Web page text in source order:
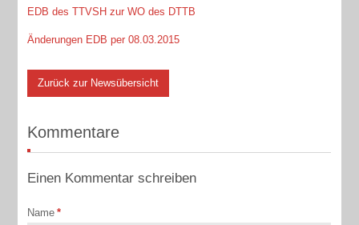
EDB des TTVSH zur WO des DTTB
Änderungen EDB per 08.03.2015
Zurück zur Newsübersicht
Kommentare
Einen Kommentar schreiben
Name *